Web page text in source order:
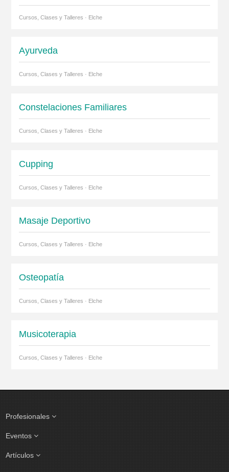
Cursos, Clases y Talleres · Elche
Ayurveda
Cursos, Clases y Talleres · Elche
Constelaciones Familiares
Cursos, Clases y Talleres · Elche
Cupping
Cursos, Clases y Talleres · Elche
Masaje Deportivo
Cursos, Clases y Talleres · Elche
Osteopatía
Cursos, Clases y Talleres · Elche
Musicoterapia
Cursos, Clases y Talleres · Elche
Profesionales
Eventos
Artículos